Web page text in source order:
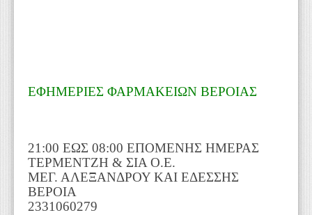
ΕΦΗΜΕΡΙΕΣ ΦΑΡΜΑΚΕΙΩΝ ΒΕΡΟΙΑΣ
21:00 ΕΩΣ 08:00 ΕΠΟΜΕΝΗΣ ΗΜΕΡΑΣ
ΤΕΡΜΕΝΤΖΗ & ΣΙΑ Ο.Ε.
ΜΕΓ. ΑΛΕΞΑΝΔΡΟΥ ΚΑΙ ΕΔΕΣΣΗΣ
ΒΕΡΟΙΑ
2331060279